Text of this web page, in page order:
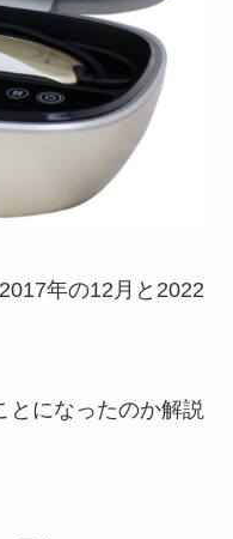
年の12月と2022
とになったのか解説